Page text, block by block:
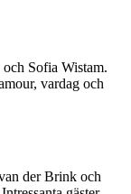
Sofia Wistam.
vardag och
der Brink och